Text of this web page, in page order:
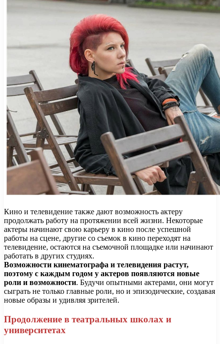
Кино и телевидение также дают возможность актеру
продолжать работу на протяжении всей жизни. Некоторые
актеры начинают свою карьеру в кино после успешной
работы на сцене, другие со съемок в кино переходят на
телевидение, остаются на съемочной площадке или начинают
работать в других студиях.
Возможности кинематографа и телевидения растут,
поэтому с каждым годом у актеров появляются новые
роли и возможности. Будучи опытными актерами, они могут
сыграть не только главные роли, но и эпизодические, создавая
новые образы и удивляя зрителей.
Продолжение в театральных школах и
университетах